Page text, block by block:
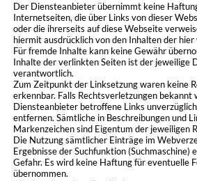
Der Diensteanbieter übernimmt keine
Internetseiten, die über Links von dieser
oder die ihrerseits auf diese Webseite
hiermit ausdrücklich von den Inhalten der
Für fremde Inhalte kann keine Gewähr
Inhalte der verlinkten Seiten ist der jeweilige
verantwortlich.
Zum Zeitpunkt der Linksetzung waren keine
erkennbar. Falls Rechtsverletzungen bekannt
Diensteanbieter betroffene Links
entfernen. Sämtliche in Beschreibungen und
Markenzeichen sind Eigentum der jeweiligen
Die Nutzung sämtlicher Einträge im
Ergebnisse der Suchfunktion (Suchmaschine)
Gefahr. Es wird keine Haftung für eventuelle
übernommen.